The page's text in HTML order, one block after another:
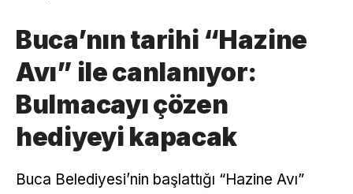
Buca’nın tarihi “Hazine
Avı” ile canlanıyor:
Bulmacayı çözen
hediyeyi kapacak
Buca Belediyesi’nin başlattığı “Hazine Avı”